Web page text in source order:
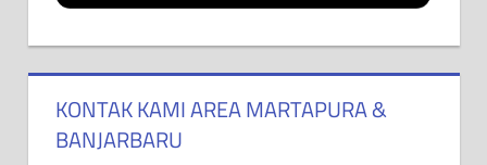
KONTAK KAMI AREA MARTAPURA &
BANJARBARU